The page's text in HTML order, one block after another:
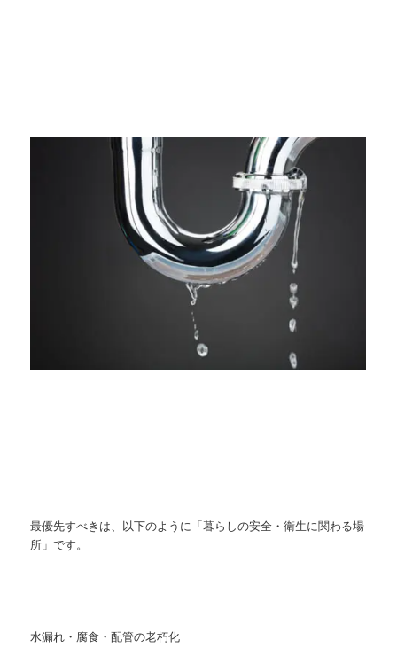
最優先すべきは、以下のように「暮らしの安全・衛生に関わる場
所」です。
水漏れ・腐食・配管の老朽化